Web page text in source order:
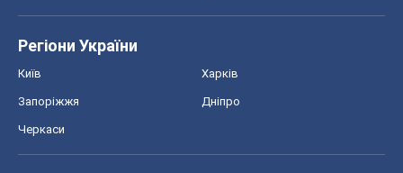
Регіони України
Київ Харків
Запоріжжя Дніпро
Черкаси